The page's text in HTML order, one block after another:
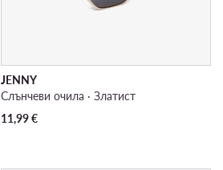
JENNY
Слънчеви очила · Златист
11,99€